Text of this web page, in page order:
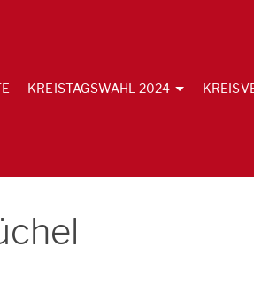
KREISTAGSWAHL 2024